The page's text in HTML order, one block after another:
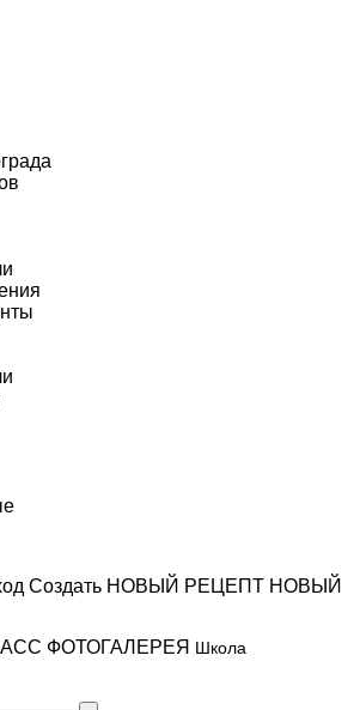
Создать НОВЫЙ РЕЦЕПТ НОВЫЙ
ФОТОГАЛЕРЕЯ Школа